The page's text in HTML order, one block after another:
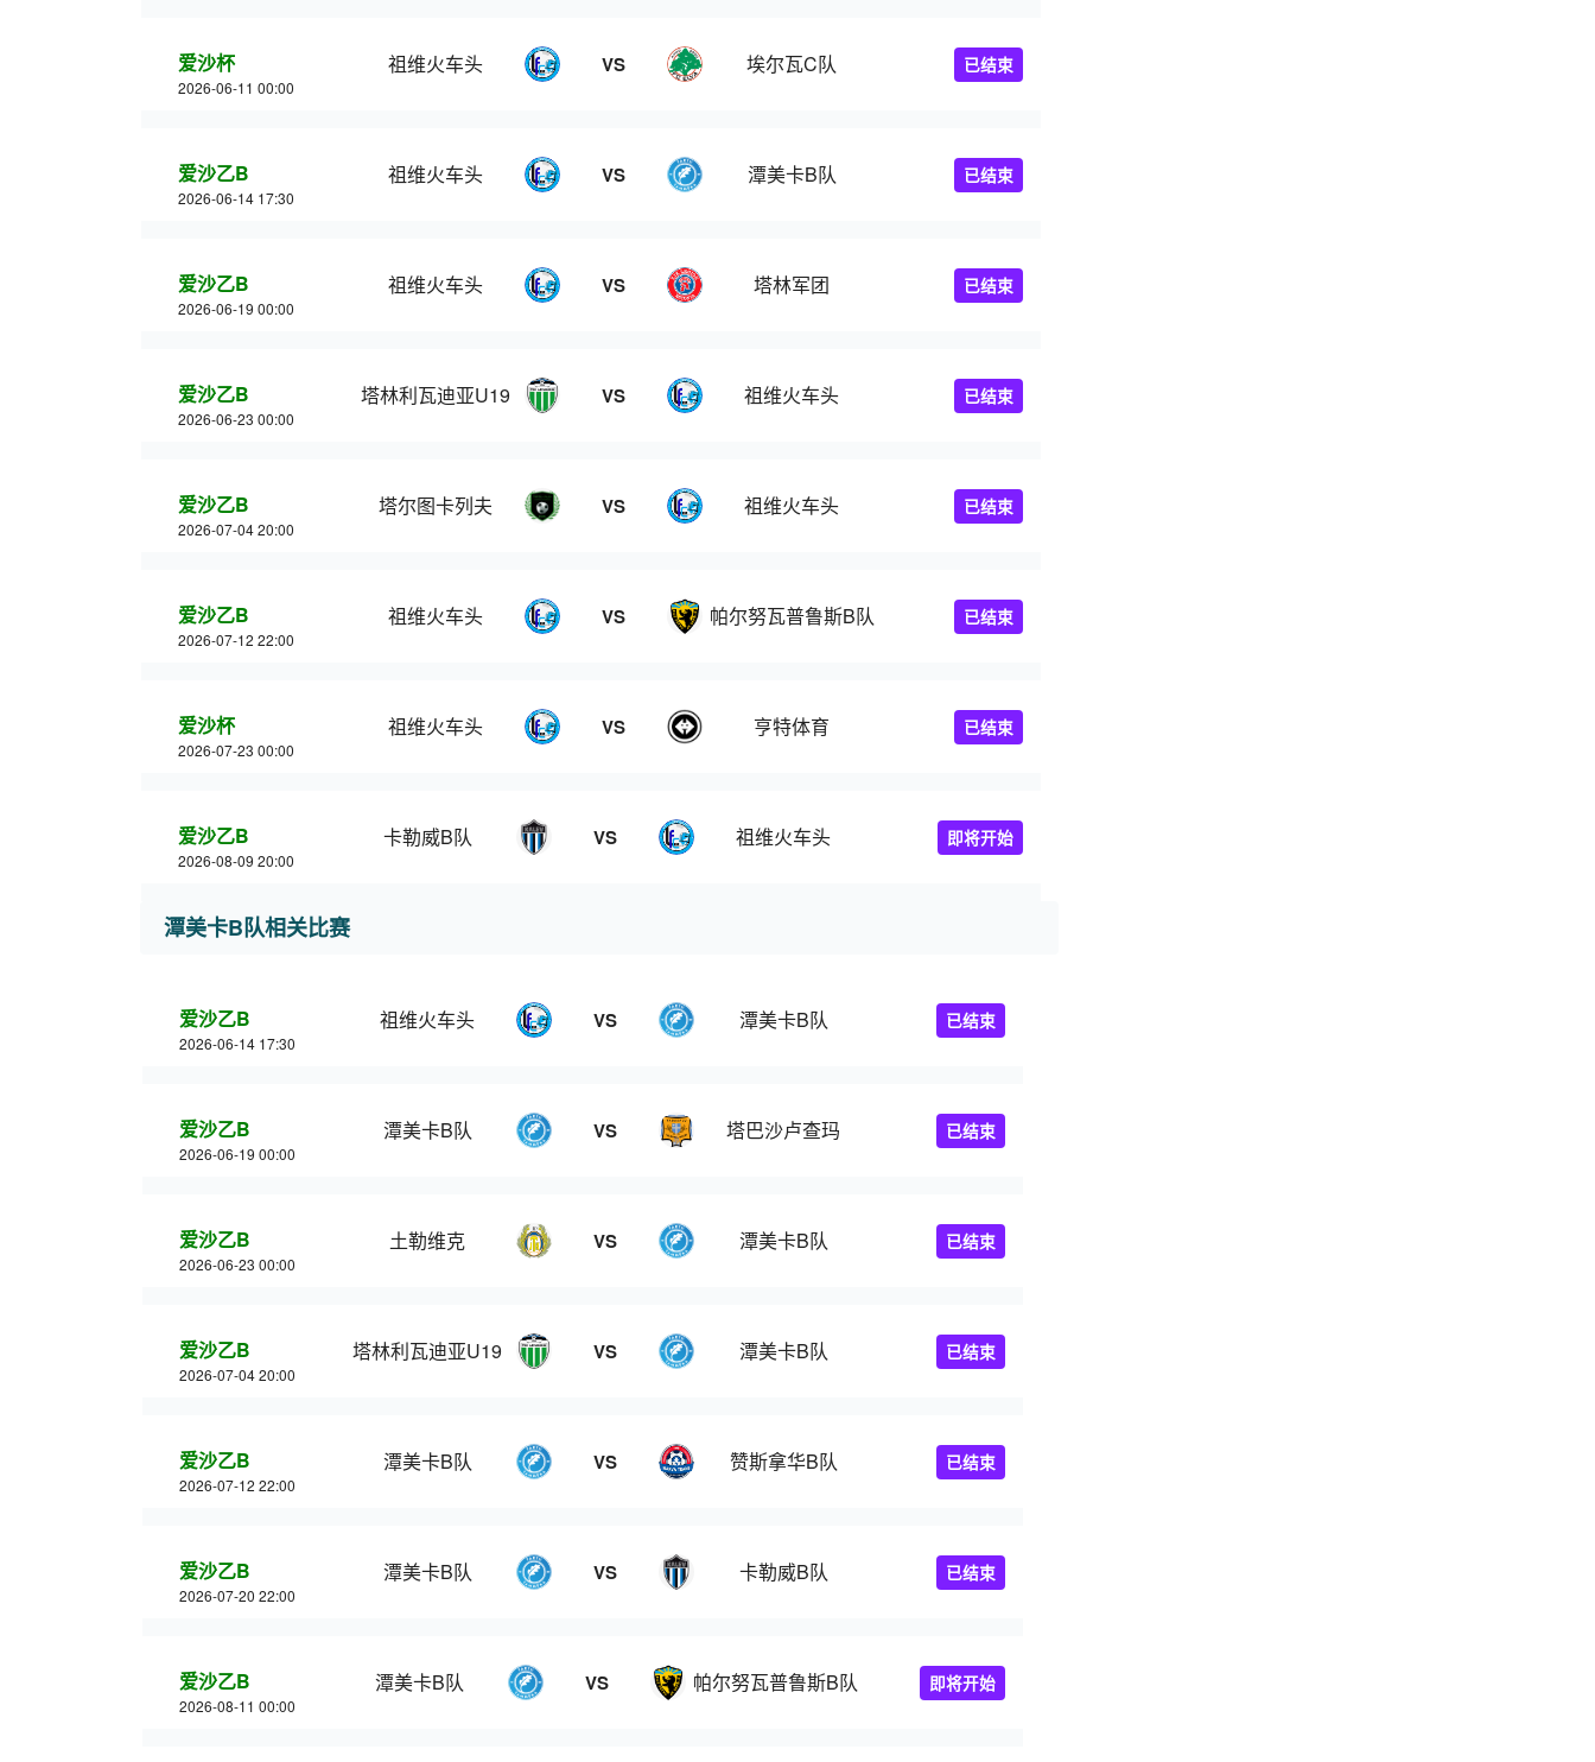
爱沙杯
2026-06-11 00:00
祖维火车头 VS 埃尔瓦C队 已结束
爱沙乙B
2026-06-14 17:30
祖维火车头 VS 潭美卡B队 已结束
爱沙乙B
2026-06-19 00:00
祖维火车头 VS 塔林军团 已结束
爱沙乙B
2026-06-23 00:00
塔林利瓦迪亚U19 VS 祖维火车头 已结束
爱沙乙B
2026-07-04 20:00
塔尔图卡列夫 VS 祖维火车头 已结束
爱沙乙B
2026-07-12 22:00
祖维火车头 VS 帕尔努瓦普鲁斯B队 已结束
爱沙杯
2026-07-23 00:00
祖维火车头 VS 亨特体育 已结束
爱沙乙B
2026-08-09 20:00
卡勒威B队 VS 祖维火车头 即将开始
潭美卡B队相关比赛
爱沙乙B
2026-06-14 17:30
祖维火车头 VS 潭美卡B队 已结束
爱沙乙B
2026-06-19 00:00
潭美卡B队 VS 塔巴沙卢查玛 已结束
爱沙乙B
2026-06-23 00:00
土勒维克 VS 潭美卡B队 已结束
爱沙乙B
2026-07-04 20:00
塔林利瓦迪亚U19 VS 潭美卡B队 已结束
爱沙乙B
2026-07-12 22:00
潭美卡B队 VS 赞斯拿华B队 已结束
爱沙乙B
2026-07-20 22:00
潭美卡B队 VS 卡勒威B队 已结束
爱沙乙B
2026-08-11 00:00
潭美卡B队 VS 帕尔努瓦普鲁斯B队 即将开始